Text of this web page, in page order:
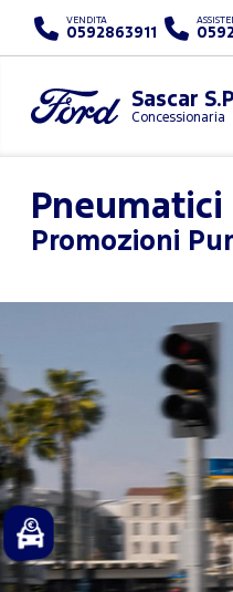
VENDITA
0592863911
Sascar
Concessionaria
Pneumatici
Promozioni